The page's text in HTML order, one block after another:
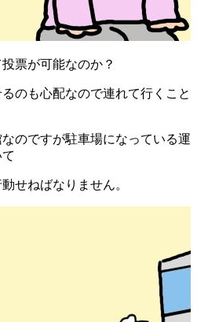
票が可能なのか？
のも心配なので連れて行くこと
のですが駐車場になっている運
せねばなりません。